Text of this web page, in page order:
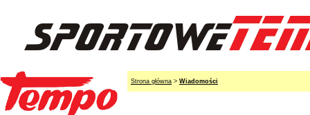
Strona główna > Wiadomości